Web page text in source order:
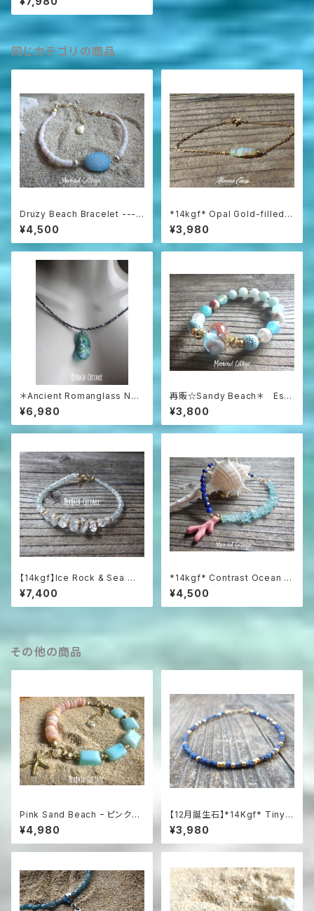
のカレンシルバーブレスレット
同じカテゴリの商品
Druzy Beach Bracelet ---b
lue druzy & shell
¥4,500
*14kgf* Opal Gold-filled B
racelet
¥3,980
＊Ancient Romanglass Nec
klace3WAY☆ローマングラス
ブラックスピネルネックレス☆ユ
ニセックス☆
¥6,980
再販☆Sandy Beach＊ Ess
ential Oil Diffuser Bracelet
¥3,800
【14kgf】Ice Rock & Sea 氷
粒のハーキマー＆アクアマリン
ブレスレット
¥7,400
*14kgf* Contrast Ocean Br
acelet 海のコントラスト☆ハ
ーフ＆ハーフブレスレット
¥4,500
その他の商品
Pink Sand Beach ｰ ピンクオ
パール×ペルビアンブルーオパー
ル のブレスレット
¥4,980
【12月誕生石】*14Kgf* Tiny L
apislazuli Bracelet
¥3,980